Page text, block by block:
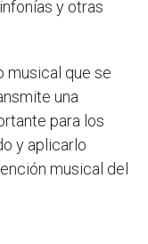
y otras
musical que se
una
para los
y aplicarlo
musical del